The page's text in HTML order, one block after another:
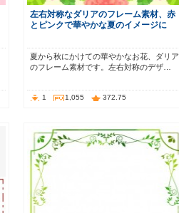
左右対称なダリアのフレーム素材、赤
とピンクで華やかな夏のイメージに
夏から秋にかけての華やかなお花、ダリア
のフレーム素材です。左右対称のデザ…
1 1,055 372.75